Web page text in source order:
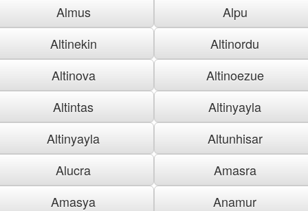
Almus
Alpu
Altinekin
Altinordu
Altinova
Altinoezue
Altintas
Altinyayla
Altinyayla
Altunhisar
Alucra
Amasra
Amasya
Anamur